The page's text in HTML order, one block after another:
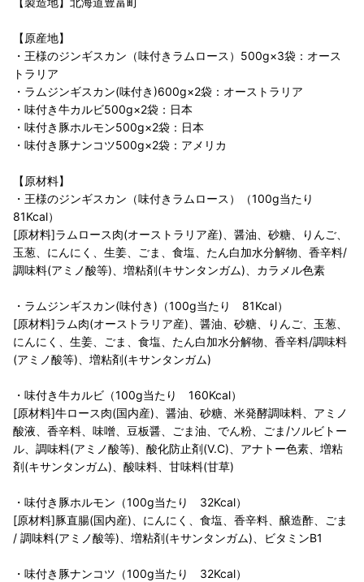
【原産地】
・王様のジンギスカン（味付きラムロース）500g×3袋：オース
トラリア
・ラムジンギスカン(味付き)600g×2袋：オーストラリア
・味付き牛カルビ500g×2袋：日本
・味付き豚ホルモン500g×2袋：日本
・味付き豚ナンコツ500g×2袋：アメリカ
【原材料】
・王様のジンギスカン（味付きラムロース）（100g当たり
81Kcal）
[原材料]ラムロース肉(オーストラリア産)、醤油、砂糖、りんご、
玉葱、にんにく、生姜、ごま、食塩、たん白加水分解物、香辛料/
調味料(アミノ酸等)、増粘剤(キサンタンガム)、カラメル色素
・ラムジンギスカン(味付き)（100g当たり 81Kcal）
[原材料]ラム肉(オーストラリア産)、醤油、砂糖、りんご、玉葱、
にんにく、生姜、ごま、食塩、たん白加水分解物、香辛料/調味料
(アミノ酸等)、増粘剤(キサンタンガム)
・味付き牛カルビ（100g当たり 160Kcal）
[原材料]牛ロース肉(国内産)、醤油、砂糖、米発酵調味料、アミノ
酸液、香辛料、味噌、豆板醤、ごま油、でん粉、ごま/ソルビトー
ル、調味料(アミノ酸等)、酸化防止剤(V.C)、アナトー色素、増粘
剤(キサンタンガム)、酸味料、甘味料(甘草)
・味付き豚ホルモン（100g当たり 32Kcal）
[原材料]豚直腸(国内産)、にんにく、食塩、香辛料、醸造酢、ごま
/ 調味料(アミノ酸等)、増粘剤(キサンタンガム)、ビタミンB1
・味付き豚ナンコツ（100g当たり 32Kcal）